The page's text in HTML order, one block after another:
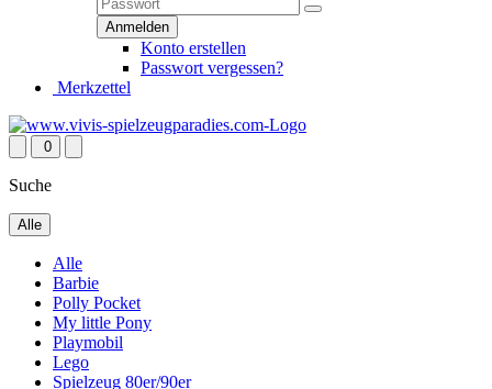
Konto erstellen
Passwort vergessen?
Merkzettel
0
Suche
Alle
Alle
Barbie
Polly Pocket
My little Pony
Playmobil
Lego
Spielzeug 80er/90er